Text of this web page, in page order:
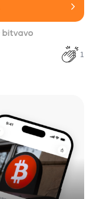
1